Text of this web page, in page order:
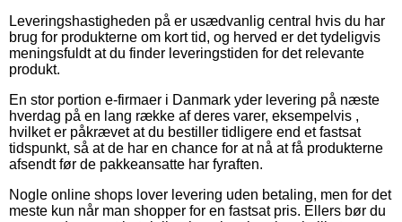
Leveringshastigheden på er usædvanlig central hvis du har
brug for produkterne om kort tid, og herved er det tydeligvis
meningsfuldt at du finder leveringstiden for det relevante
produkt.
En stor portion e-firmaer i Danmark yder levering på næste
hverdag på en lang række af deres varer, eksempelvis ,
hvilket er påkrævet at du bestiller tidligere end et fastsat
tidspunkt, så at de har en chance for at nå at få produkterne
afsendt før de pakkeansatte har fyraften.
Nogle online shops lover levering uden betaling, men for det
meste kun når man shopper for en fastsat pris. Ellers bør du